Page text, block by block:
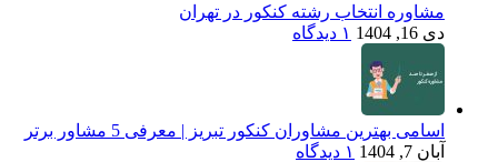
مشاوره انتخاب رشته کنکور در تهران
دی 16, 1404
۱ دیدگاه
اسامی بهترین مشاوران کنکور تبریز | معرفی 5 مشاور برتر
آبان 7, 1404
۱ دیدگاه